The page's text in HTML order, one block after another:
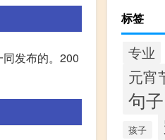
发布的。200
标签
专业
元宵
句子
孩子